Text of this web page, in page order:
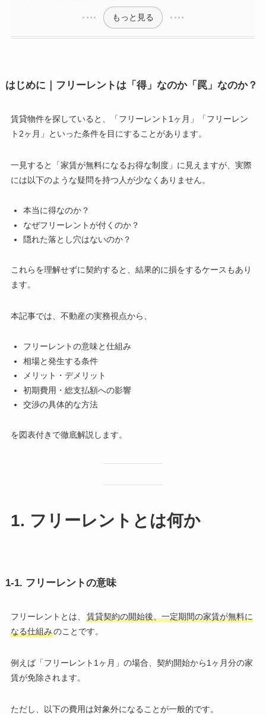
もっと見る
はじめに｜フリーレントは「得」なのか「罠」なのか？
賃貸物件を探していると、「フリーレント1ヶ月」「フリーレン
ト2ヶ月」といった条件を目にすることがあります。
一見すると「家賃が無料になるお得な制度」に見えますが、実際
には以下のような疑問を持つ人が少なくありません。
本当に得なのか？
なぜフリーレントが付くのか？
隠れた落とし穴はないのか？
これらを理解せずに契約すると、結果的に損をするケースもあり
ます。
本記事では、不動産の実務視点から、
フリーレントの意味と仕組み
相場と発生する条件
メリット・デメリット
初期費用・総支払額への影響
交渉の具体的な方法
を図表付きで徹底解説します。
1. フリーレントとは何か
1-1. フリーレントの意味
フリーレントとは、
賃貸契約の開始後、一定期間の家賃が無料に
なる仕組みのことです。
例えば「フリーレント1ヶ月」の場合、契約開始から1ヶ月分の家
賃が免除されます。
ただし、以下の費用は対象外になることが一般的です。